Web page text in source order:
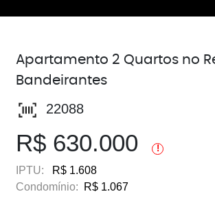
Apartamento 2 Quartos no
Bandeirantes
22088
R$ 630.000 !
IPTU:
R$ 1.608
Condomínio:
R$ 1.067